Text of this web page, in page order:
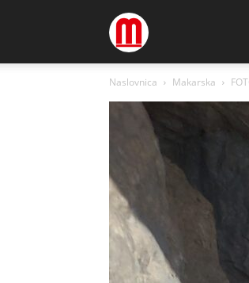
Megamedia
Naslovnica Makarska